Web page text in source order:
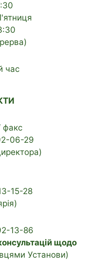
час
факс
06-29
15-28
13-86
щодо
Установи)